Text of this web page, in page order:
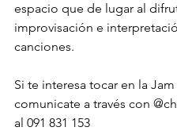
espacio que de lugar al
improvisación e
canciones.
Si te interesa tocar en la Jam
comunicate a través con
al 091 831 153